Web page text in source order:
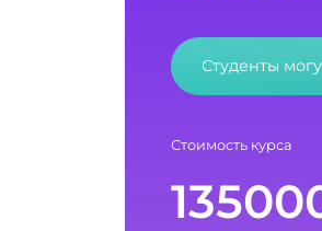
Студенты
Стоимость курса